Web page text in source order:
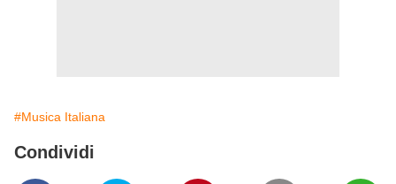
#Musica Italiana
Condividi